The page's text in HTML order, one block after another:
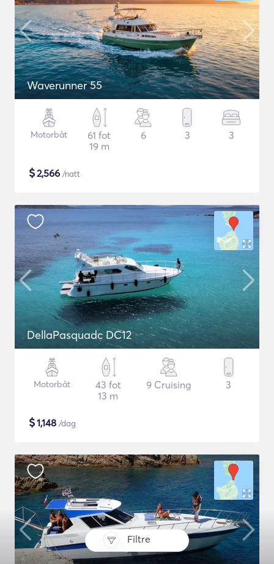
Filtre
Waverunner 55
Motorbåt
61 fot
19 m
6 3 3
$2,566 /natt
DellaPasquadc DC12
Motorbåt
43 fot
13 m
9 Cruising 3
$1,148 /dag